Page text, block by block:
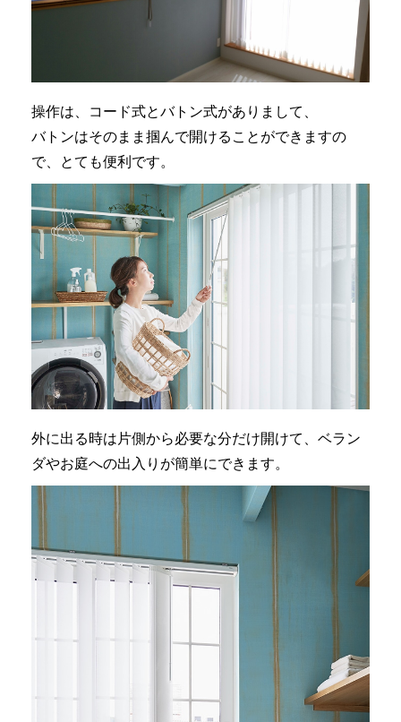
操作は、コード式とバトン式がありまして、
バトンはそのまま掴んで開けることができますの
で、とても便利です。
外に出る時は片側から必要な分だけ開けて、ベラン
ダやお庭への出入りが簡単にできます。